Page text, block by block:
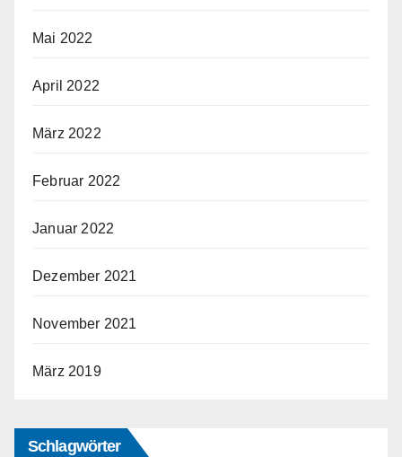
Mai 2022
April 2022
März 2022
Februar 2022
Januar 2022
Dezember 2021
November 2021
März 2019
Schlagwörter